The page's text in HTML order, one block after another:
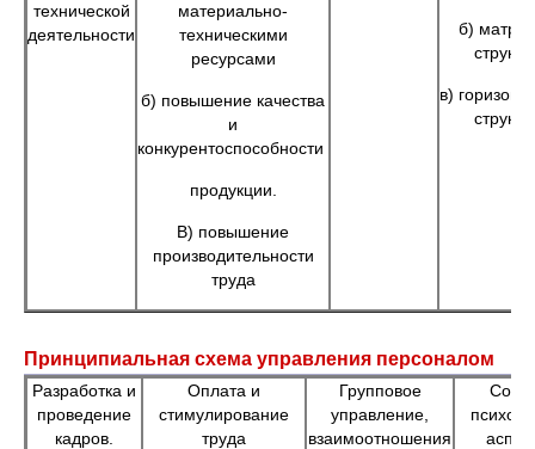
технической
деятельности
материально-
техническими
ресурсами
б) повышение качества
и
конкурентоспособности
продукции.
В) повышение
производительности
труда
б)
в)
Принципиальная схема управления персоналом
Разработка и
проведение
кадров.
Оплата и
стимулирование
труда
Групповое
управление,
взаимоотношения